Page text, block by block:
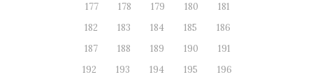
177
178 179 180
181
182
183 184 185
186
187
188 189 190
191
192
193 194 195
196